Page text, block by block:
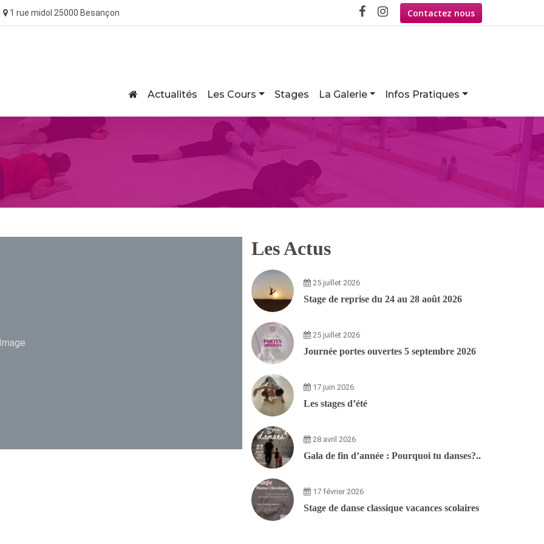
1 rue midol 25000 Besançon Contactez nous
Home
Actualités Les Cours Stages La Galerie Infos Pratiques
Image
Les Actus
25 juillet 2026
Stage de reprise du 24 au 28 août 2026
25 juillet 2026
Journée portes ouvertes 5 septembre 2026
17 juin 2026
Les stages d’été
28 avril 2026
Gala de fin d’année : Pourquoi tu danses?..
17 février 2026
Stage de danse classique vacances scolaires